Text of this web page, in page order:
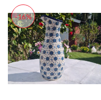
-16%